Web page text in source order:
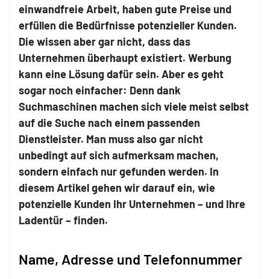
einwandfreie Arbeit, haben gute Preise und
erfüllen die Bedürfnisse potenzieller Kunden.
Die wissen aber gar nicht, dass das
Unternehmen überhaupt existiert. Werbung
kann eine Lösung dafür sein. Aber es geht
sogar noch einfacher: Denn dank
Suchmaschinen machen sich viele meist selbst
auf die Suche nach einem passenden
Dienstleister. Man muss also gar nicht
unbedingt auf sich aufmerksam machen,
sondern einfach nur gefunden werden. In
diesem Artikel gehen wir darauf ein, wie
potenzielle Kunden Ihr Unternehmen – und Ihre
Ladentür – finden.
Name, Adresse und Telefonnummer